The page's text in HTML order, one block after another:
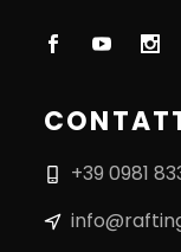
+39 0981